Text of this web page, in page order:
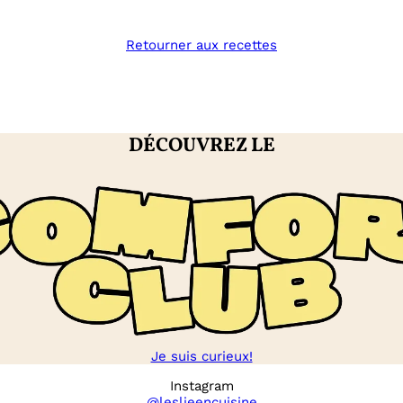
Retourner aux recettes
DÉCOUVREZ LE
Je suis curieux!
Instagram